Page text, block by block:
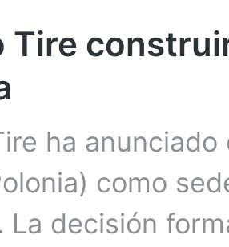
Tire
ha
como
La decisión